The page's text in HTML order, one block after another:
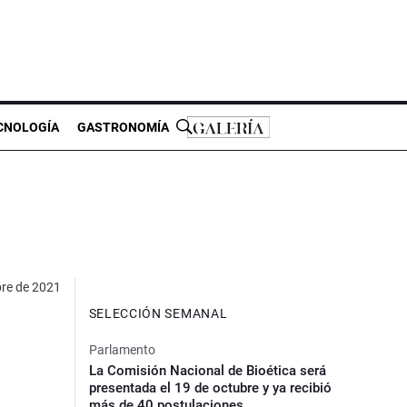
GASTRONOMÍA
de 2021
SELECCIÓN SEMANAL
Parlamento
La Comisión Nacional de Bioética será
presentada el 19 de octubre y ya recibió